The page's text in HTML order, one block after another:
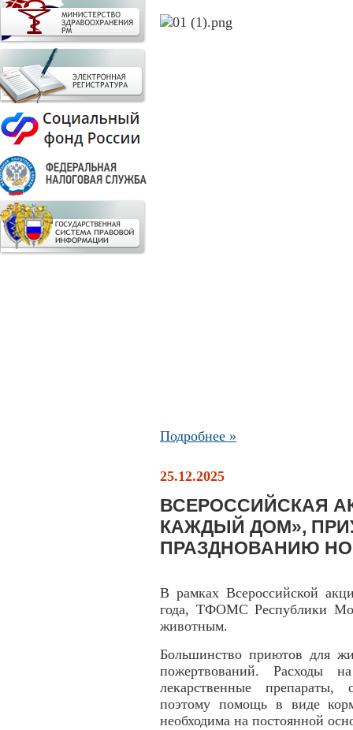
Подробнее »
25.12.2025
ВСЕРОССИЙСКАЯ
КАЖДЫЙ ДОМ»,
ПРАЗДНОВАНИЮ
В рамках Всероссийской
года, ТФОМС Республики
животным.
Большинство приютов для
пожертвований. Расходы
лекарственные препараты,
поэтому помощь в виде
необходима на постоянной